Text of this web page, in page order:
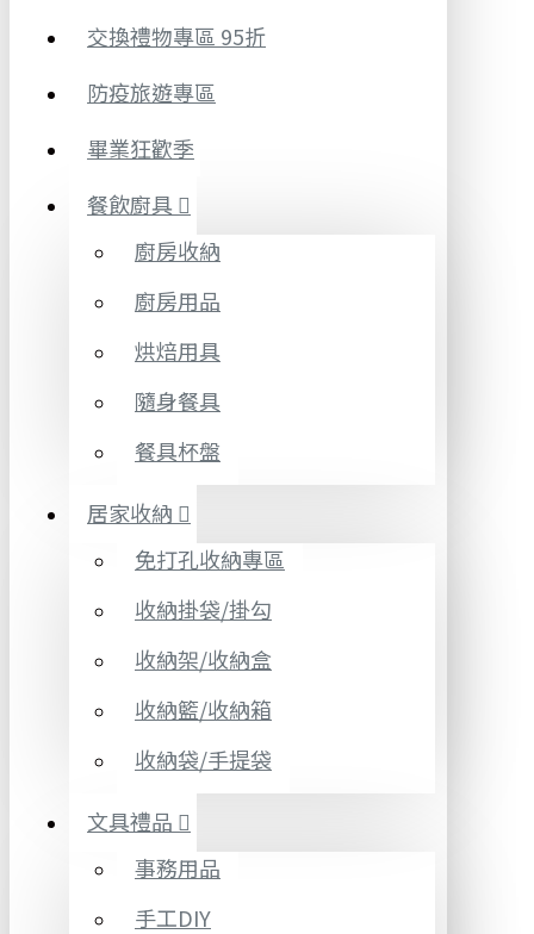
交換禮物專區 95折
防疫旅遊專區
畢業狂歡季
餐飲廚具
廚房收納
廚房用品
烘焙用具
隨身餐具
餐具杯盤
居家收納
免打孔收納專區
收納掛袋/掛勾
收納架/收納盒
收納籃/收納箱
收納袋/手提袋
文具禮品
事務用品
手工DIY